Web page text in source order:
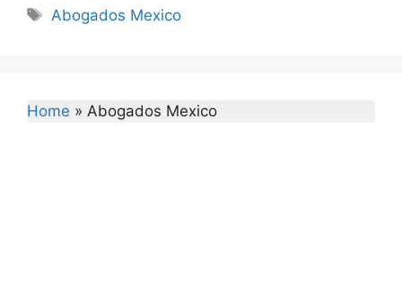
Tags
Abogados Mexico
Home » Abogados Mexico